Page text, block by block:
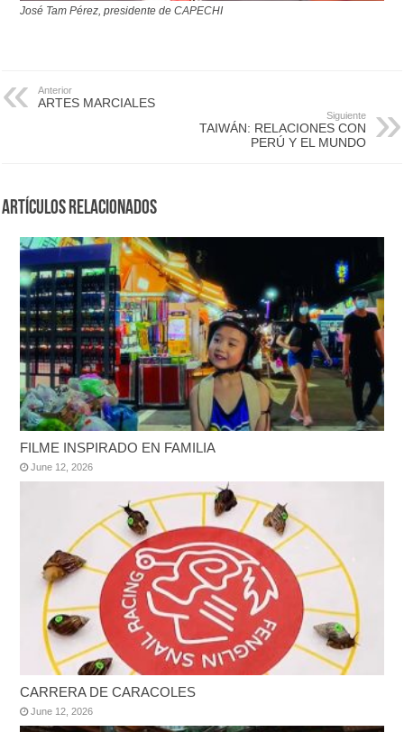
José Tam Pérez, presidente de CAPECHI
Anterior
ARTES MARCIALES
Siguiente
TAIWÁN: RELACIONES CON
PERÚ Y EL MUNDO
Artículos Relacionados
FILME INSPIRADO EN FAMILIA
June 12, 2026
CARRERA DE CARACOLES
June 12, 2026